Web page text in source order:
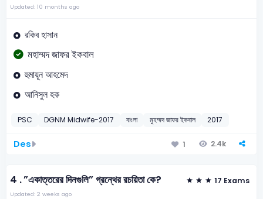
Updated: 10 months ago
রকিব হাসান
মহাম্মদ জাফর ইকবাল
হুমায়ূন আহমেদ
আনিসুল হক
PSC DGNM Midwife-2017 বাংলা মুহম্মদ জাফর ইকবাল 2017
Des 1 2.4k
4 .”একাত্তরের দিনগুলি” গ্রন্থের রচয়িতা কে? 17 Exams
Updated: 2 weeks ago